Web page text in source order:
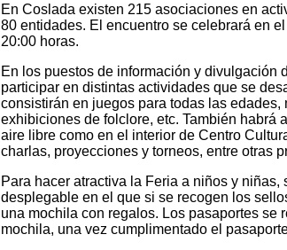
En Coslada existen 215 asociaciones en
80 entidades. El encuentro se celebrará en
20:00 horas.
En los puestos de información y divulgación
participar en distintas actividades que se
consistirán en juegos para todas las
exhibiciones de folclore, etc. También habrá
aire libre como en el interior de Centro
charlas, proyecciones y torneos, entre otras
Para hacer atractiva la Feria a niños y
desplegable en el que si se recogen los
una mochila con regalos. Los pasaportes se
mochila, una vez cumplimentado el